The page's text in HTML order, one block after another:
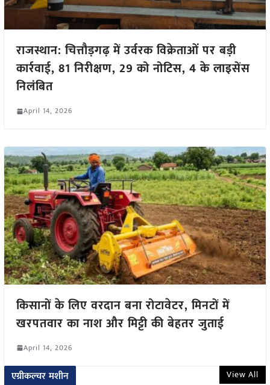
राजस्थान: चित्तौड़गढ़ में उर्वरक विक्रेताओं पर बड़ी
कार्रवाई, 81 निरीक्षण, 29 को नोटिस, 4 के लाइसेंस
निलंबित
April 14, 2026
किसानों के लिए वरदान बना रोटावेटर, मिनटों में
खरपतवार का नाश और मिट्टी की बेहतर जुताई
April 14, 2026
एग्रीकल्चर मशीन View All